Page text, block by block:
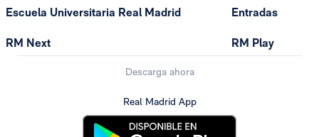
Escuela Universitaria Real Madrid
RM Next
Entradas
RM Play
Descarga ahora
Real Madrid App